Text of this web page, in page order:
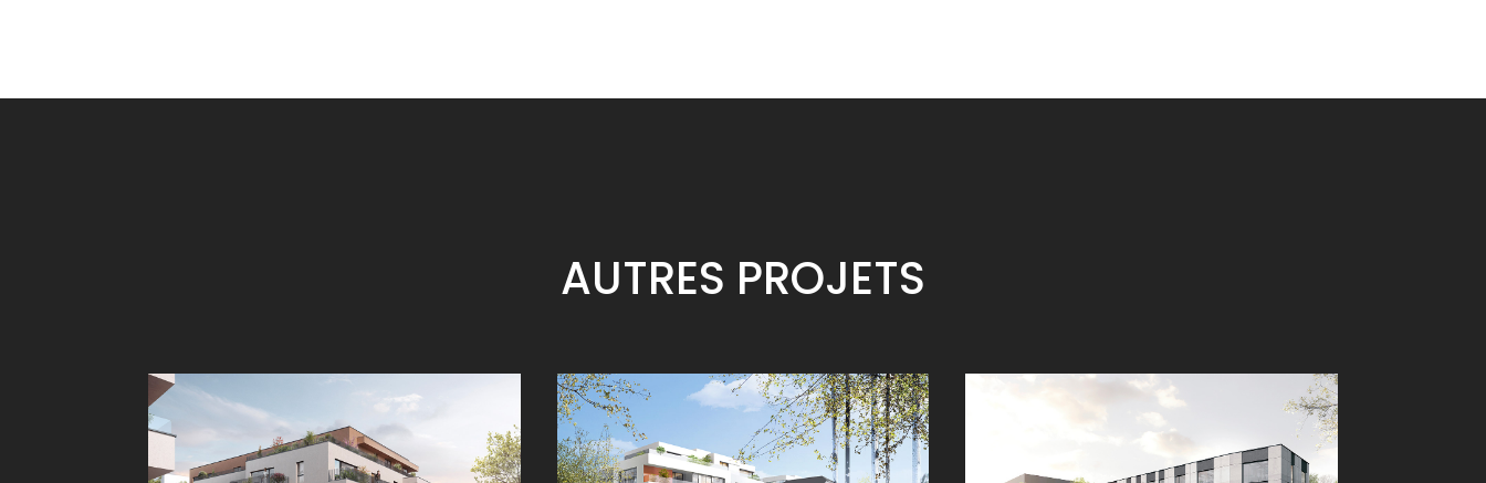
AUTRES PROJETS